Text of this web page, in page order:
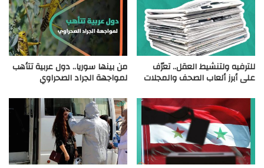
للترفيه ولتنشيط العقل.. تعرّف
على أبرز ألعاب الصحف والمجلات
من بينها سوريا.. دول عربية تتأهب
لمواجهة الجراد الصحراوي